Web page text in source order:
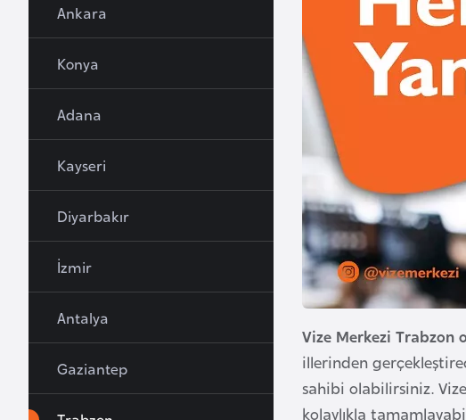
Vize Merkezi Trabzon
illerinden
sahibi olabilirsiniz.
kolaylıkla
Ankara
Konya
Adana
Kayseri
Diyarbakır
İzmir
Antalya
Gaziantep
z
r
b
a
y
c
a
n
B
h
r
y
n